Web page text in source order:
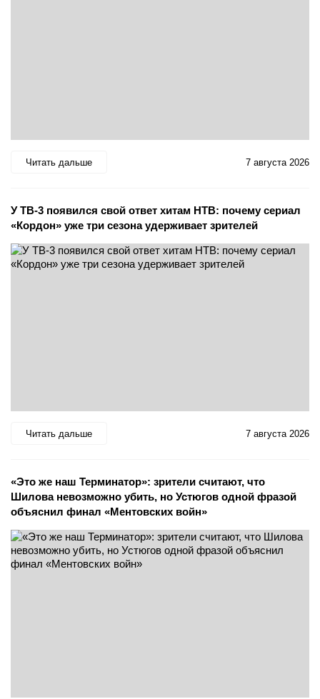
Читать дальше 7 августа 2026
У ТВ-3 появился свой ответ хитам НТВ: почему сериал
«Кордон» уже три сезона удерживает зрителей
Читать дальше 7 августа 2026
«Это же наш Терминатор»: зрители считают, что
Шилова невозможно убить, но Устюгов одной фразой
объяснил финал «Ментовских войн»